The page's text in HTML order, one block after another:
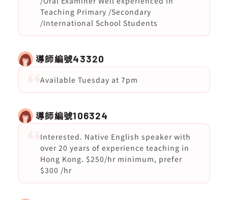
Teaching Primary /Secondary
/International School Students
導師編號43320
Available Tuesday at 7pm
導師編號106324
Interested. Native English speaker with
over 20 years of experience teaching in
Hong Kong. $250/hr minimum, prefer
$300 /hr